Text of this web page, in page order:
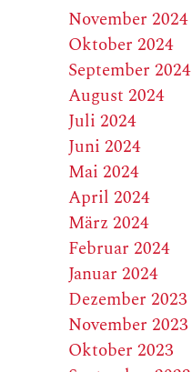
November 2024
Oktober 2024
September 2024
August 2024
Juli 2024
Juni 2024
Mai 2024
April 2024
März 2024
Februar 2024
Januar 2024
Dezember 2023
November 2023
Oktober 2023